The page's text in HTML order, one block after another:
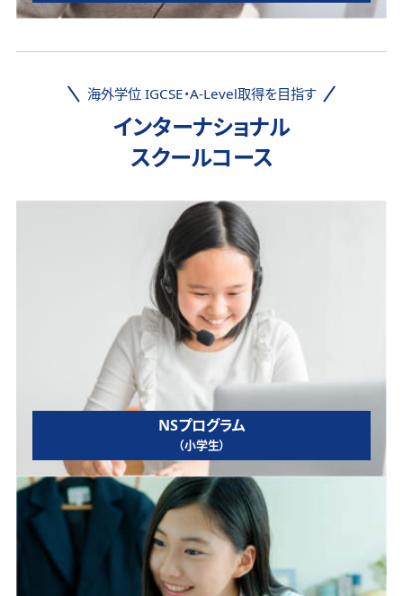
海外学位 IGCSE・A-Level取得を目指す
インターナショナル
スクールコース
NSプログラム
（小学生）